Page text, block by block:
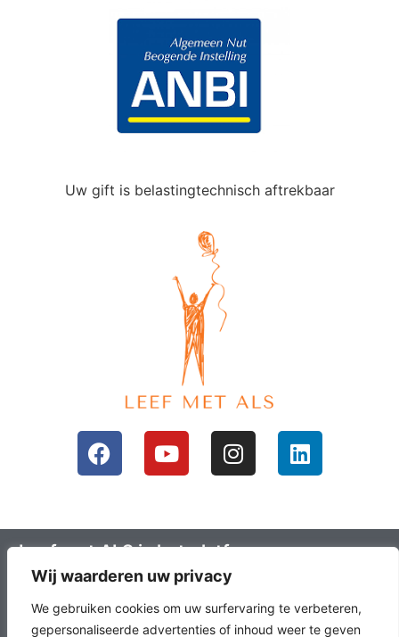
Wij waarderen uw privacy
We gebruiken cookies om uw surfervaring te verbeteren,
gepersonaliseerde advertenties of inhoud weer te geven
Uw gift is belastingtechnisch aftrekbaar
Leef met ALS is het platform voor mensen
met ALS en hun omgeving; ALS lotgenoten.
Leefals.nl heeft als doel om ALS lotgenoten
met elkaar in contact te brengen, het